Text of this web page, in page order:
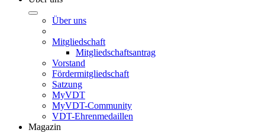
Über uns
Mitgliedschaft
Mitgliedschaftsantrag
Vorstand
Fördermitgliedschaft
Satzung
MyVDT
MyVDT-Community
VDT-Ehrenmedaillen
Magazin